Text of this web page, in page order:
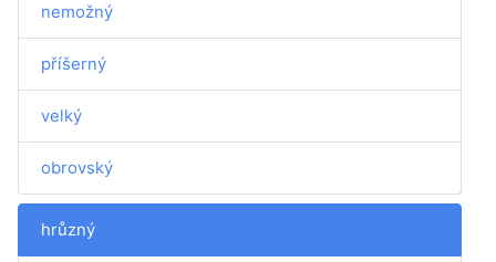
nemožný
příšerný
velký
obrovský
hrůzný